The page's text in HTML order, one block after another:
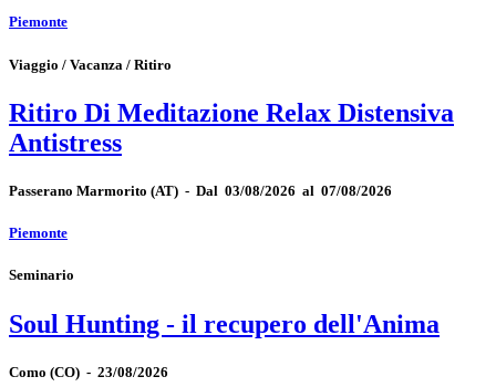
Piemonte
Viaggio / Vacanza / Ritiro
Ritiro Di Meditazione Relax Distensiva
Antistress
Passerano Marmorito (AT) - Dal 03/08/2026 al 07/08/2026
Piemonte
Seminario
Soul Hunting - il recupero dell'Anima
Como (CO) - 23/08/2026